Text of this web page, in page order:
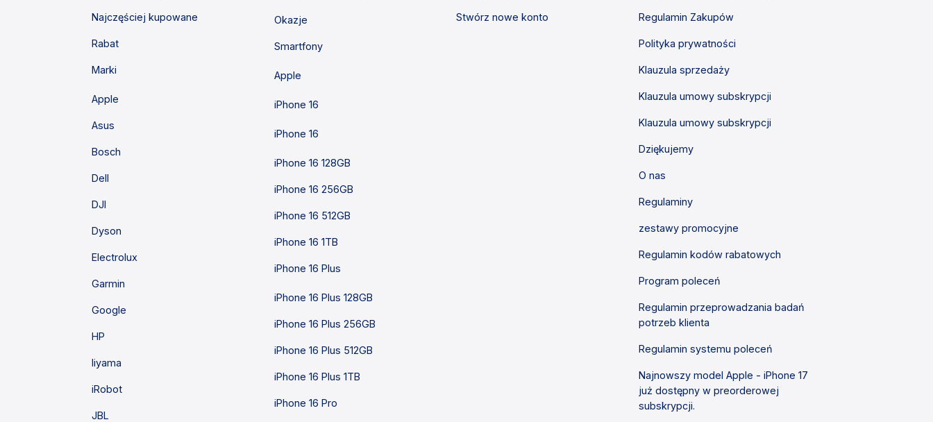
Najczęściej kupowane
Rabat
Marki
Apple
Asus
Bosch
Dell
DJI
Dyson
Electrolux
Garmin
Google
HP
Iiyama
iRobot
JBL
Okazje
Smartfony
Apple
iPhone 16
iPhone 16
iPhone 16 128GB
iPhone 16 256GB
iPhone 16 512GB
iPhone 16 1TB
iPhone 16 Plus
iPhone 16 Plus 128GB
iPhone 16 Plus 256GB
iPhone 16 Plus 512GB
iPhone 16 Plus 1TB
iPhone 16 Pro
Stwórz nowe konto Regulamin Zakupów
Polityka prywatności
Klauzula sprzedaży
Klauzula umowy subskrypcji
Klauzula umowy subskrypcji
Dziękujemy
O nas
Regulaminy
zestawy promocyjne
Regulamin kodów rabatowych
Program poleceń
Regulamin przeprowadzania badań
potrzeb klienta
Regulamin systemu poleceń
Najnowszy model Apple - iPhone 17
już dostępny w preorderowej
subskrypcji.